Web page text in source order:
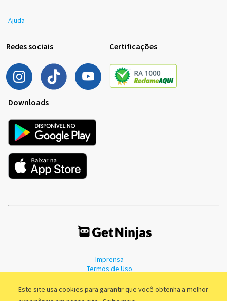
Este site usa cookies para garantir que você obtenha a melhor
Ajuda
Redes sociais Certificações
Downloads
Imprensa
Termos de Uso